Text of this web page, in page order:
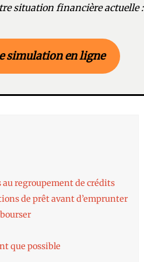
situation financière actuelle :
simulation en ligne
au regroupement de crédits
de prêt avant d’emprunter
que possible